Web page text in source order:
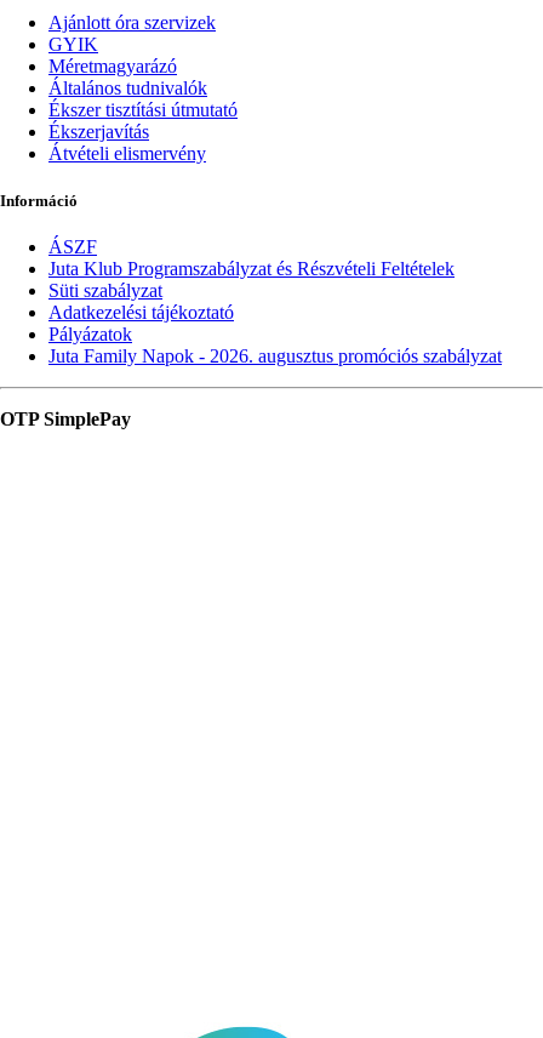
Ajánlott óra szervizek
GYIK
Méretmagyarázó
Általános tudnivalók
Ékszer tisztítási útmutató
Ékszerjavítás
Átvételi elismervény
Információ
ÁSZF
Juta Klub Programszabályzat és Részvételi Feltételek
Süti szabályzat
Adatkezelési tájékoztató
Pályázatok
Juta Family Napok - 2026. augusztus promóciós szabályzat
OTP SimplePay